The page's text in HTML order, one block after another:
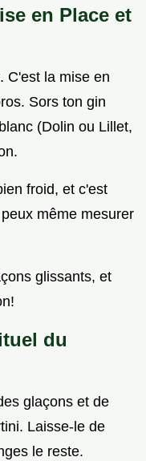
en Place et
C'est la mise en
Sors ton gin
(Dolin ou Lillet,
froid, et c'est
même mesurer
glissants, et
du
glaçons et de
Laisse-le de
le reste.